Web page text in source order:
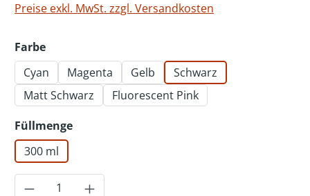
Preise exkl. MwSt. zzgl. Versandkosten
Farbeauswählen
Cyan
Magenta Gelb
Schwarz
Matt Schwarz
Fluorescent Pink
Füllmengeauswählen
300 ml
Produkt Anzahl: Gib den gewünschten